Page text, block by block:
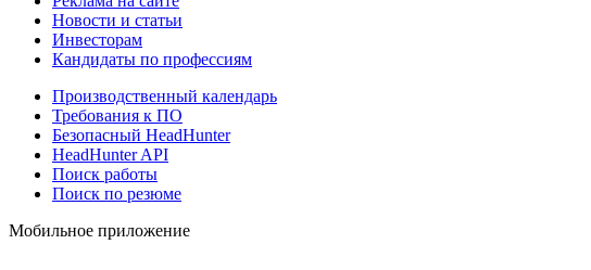
Новости и статьи
Инвесторам
Кандидаты по профессиям
Производственный календарь
Требования к ПО
Безопасный HeadHunter
HeadHunter API
Поиск работы
Поиск по резюме
Мобильное приложение